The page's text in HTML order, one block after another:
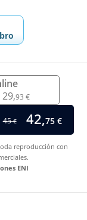
29,93 €
45€ 42,75 €
reproducción con
ENI